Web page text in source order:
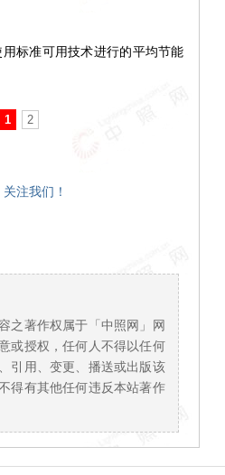
标准可用技术进行的平均节能
1 2
注我们！
之著作权属于「中照网」网
或授权，任何人不得以任何
引用、变更、播送或出版该
得有其他任何违反本站著作